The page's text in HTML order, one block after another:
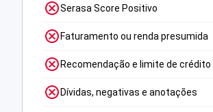
Serasa Score Positivo
Faturamento ou renda presumida
Recomendação e limite de crédito
Dívidas, negativas e anotações